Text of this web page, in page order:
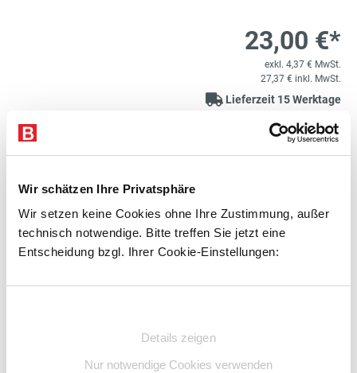
Wir schätzen Ihre Privatsphäre
Wir setzen keine Cookies ohne Ihre Zustimmung, außer
technisch notwendige. Bitte treffen Sie jetzt eine
Entscheidung bzgl. Ihrer Cookie-Einstellungen:
Details zeigen
Nur notwendige Cookies verwenden
23,00 €*
exkl. 4,37 € MwSt.
27,37 € inkl. MwSt.
Lieferzeit 15 Werktage
Kostenloser Versand
Breite 1000 mm
32,00 €*
exkl. 6,08 € MwSt.
38,08 € inkl. MwSt.
Produkt Anzahl: Gib den gewünschten
SET In den Warenkorb
Artikelnummer:E850825-BS